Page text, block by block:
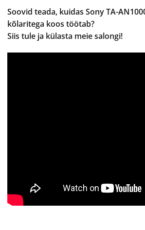
Soovid teada, kuidas Sony TA-
kõlaritega koos töötab?
Siis tule ja külasta meie salongi!